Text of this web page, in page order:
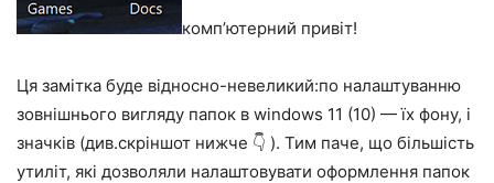
комп’ютерний привіт!
Ця замітка буде відносно-невеликий:по налаштуванню
зовнішнього вигляду папок в windows 11 (10) — їх фону, і
значків (див.скріншот нижче 👇 ). Тим паче, що більшість
утиліт, які дозволяли налаштовувати оформлення папок